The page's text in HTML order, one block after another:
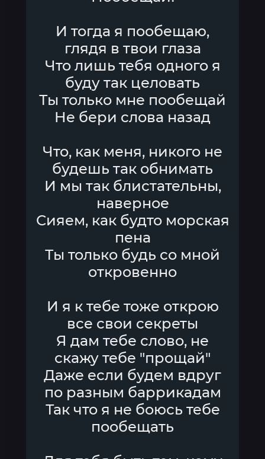
И тогда я пообещаю,
глядя в твои глаза
Что лишь тебя одного я
буду так целовать
Ты только мне пообещай
Не бери слова назад
Что, как меня, никого не
будешь так обнимать
И мы так блистательны,
наверное
Сияем, как будто морская
пена
Ты только будь со мной
откровенно
И я к тебе тоже открою
все свои секреты
Я дам тебе слово, не
скажу тебе "прощай"
Даже если будем вдруг
по разным баррикадам
Так что я не боюсь тебе
пообещать